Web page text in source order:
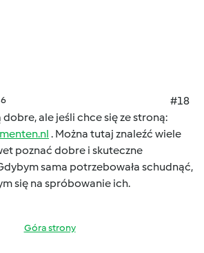
#18
dobre, ale jeśli chce się ze stroną:
. Można tutaj znaleźć wiele
poznać dobre i skuteczne
sama potrzebowała schudnąć,
się na spróbowanie ich.
Góra strony